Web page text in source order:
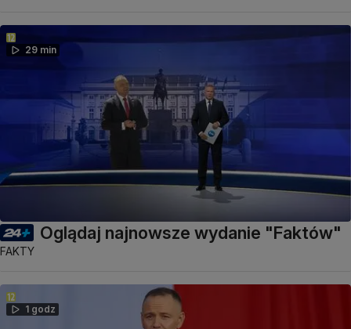
29 min
Oglądaj najnowsze wydanie "Faktów"
FAKTY
1 godz